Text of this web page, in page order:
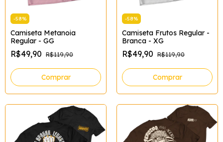
-58%
Camiseta Metanoia
Regular - GG
R$49,90 R$119,90
Comprar
-58%
Camiseta Frutos Regular -
Branca - XG
R$49,90 R$119,90
Comprar